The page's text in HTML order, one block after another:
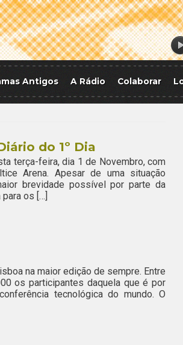
Antigos A Rádio Colaborar
do 1º Dia
terça-feira, dia 1 de Novembro, com
Arena. Apesar de uma situação
brevidade possível por parte da
os […]
na maior edição de sempre. Entre
os participantes daquela que é por
tecnológica do mundo. O